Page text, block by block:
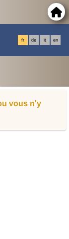
fr de it en
vous n'y